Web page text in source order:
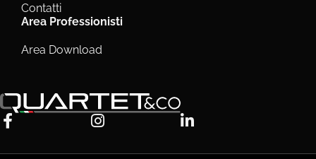
Contatti
Area Professionisti
Area Download